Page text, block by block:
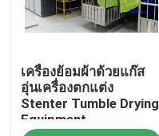
บ้าน
เครื่องย้อมผ้าด้วยแก๊ส
อุ่นเครื่องตกแต่ง
Stenter Tumble Drying
Equipment